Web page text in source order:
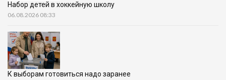
Набор детей в хоккейную школу
06.08.2026 08:33
К выборам готовиться надо заранее